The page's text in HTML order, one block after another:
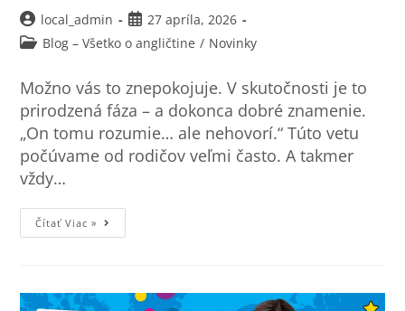
local_admin
27 apríla, 2026
Blog – Všetko o angličtine / Novinky
Možno vás to znepokojuje. V skutočnosti je to
prirodzená fáza – a dokonca dobré znamenie.
„On tomu rozumie… ale nehovorí.“ Túto vetu
počúvame od rodičov veľmi často. A takmer
vždy…
Čítať Viac »